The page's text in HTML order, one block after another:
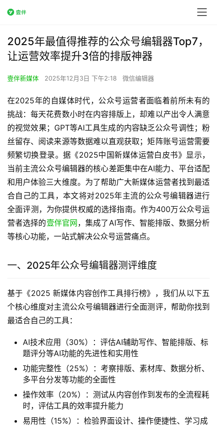
2025年最值得推荐的公众号编辑器Top7，
让运营效率提升3倍的排版神器
壹伴新媒体 2025年12月3日 下午2:18 微信编辑器
在2025年的自媒体时代，公众号运营者面临着前所未有的
挑战：每天花费数小时在内容排版上，却难以产出令人满意
的视觉效果；GPT等AI工具生成的内容缺乏公众号调性；粉
丝留存、阅读来源等数据难以直观获取；矩阵账号运营需要
频繁切换登录。据《2025中国新媒体运营白皮书》显示，
当前主流公众号编辑器的核心差距集中在AI能力、平台适配
和用户体验三大维度。为了帮助广大新媒体运营者找到最适
合自己的工具，本文将对2025年主流的公众号编辑器进行
全面评测，为你提供权威的选择指南。作为400万公众号运
营者选择的壹伴官网 ，集成了AI写作、智能排版、数据分析
等核心功能，一站式解决公众号运营痛点。
一、2025年公众号编辑器测评维度
基于《2025 新媒体内容创作工具排行榜》，我们从以下五
个核心维度对主流公众号编辑器进行全面测评，帮助你找到
最适合自己的工具：
AI技术应用（30%）：评估AI辅助写作、智能排版、标
题评分等AI功能的先进性和实用性
功能完整性（25%）：考察排版、素材库、数据分析、
多平台分发等功能的全面性
操作效率（20%）：测试从内容创作到发布的全流程耗
时，评估工具的效率提升能力
易用性（15%）：检验界面设计、操作便捷性、学习成